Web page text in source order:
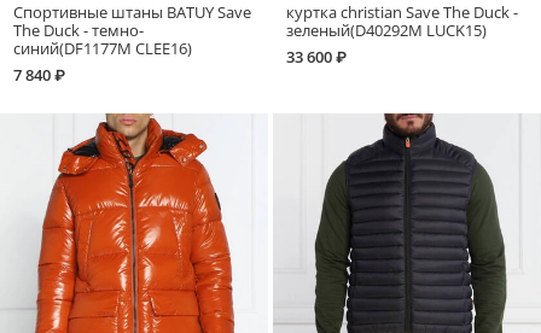
Спортивные штаны BATUY Save
The Duck - темно-
синий(DF1177M CLEE16)
7 840 ₽
куртка christian Save The Duck -
зеленый(D40292M LUCK15)
33 600 ₽